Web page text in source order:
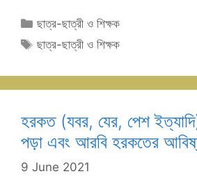
Categories
ছাত্র-ছাত্রী ও শিক্ষক
Tags
ছাত্র-ছাত্রী ও শিক্ষক
হরকত (যবর, যের, পেশ
পড়া এবং আরবি হরকতের
9 June 2021